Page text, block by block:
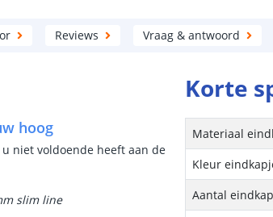
Reviews Vraag & antwoord
hoog
niet voldoende heeft aan de
slim line
Korte
Materiaal
Kleur
Aantal